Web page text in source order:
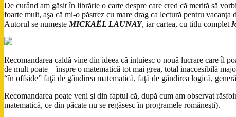
De curând am găsit în librărie o carte despre care cred că merită să
foarte mult, aşa că mi-o păstrez cu mare drag ca lectură pentru
Autorul se numeşte MICKAËL LAUNAY, iar cartea, cu titlu complet
Recomandarea caldă vine din ideea că intuiesc o nouă lucrare care îl
de mult poate – înspre o matematică tot mai grea, total inaccesibilă
“în offside” faţă de gândirea matematică, faţă de gândirea logică,
Recomandarea poate veni şi din faptul că, după cum am observat
matematică, ce din păcate nu se regăsesc în programele româneşti).